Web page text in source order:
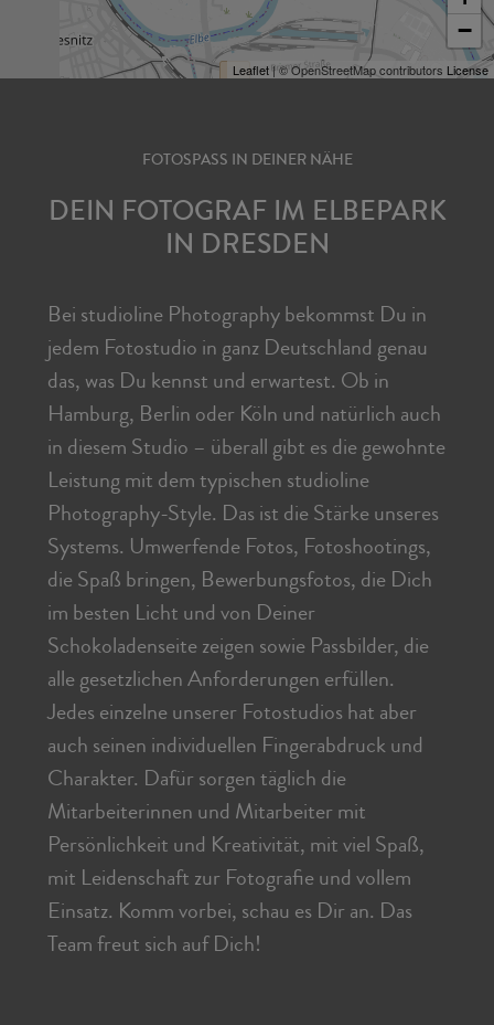
−
Leaflet| © OpenStreetMap contributors License
FOTOSPASS IN DEINER NÄHE
DEIN FOTOGRAF IM ELBEPARK
IN DRESDEN
Bei studioline Photography bekommst Du in
jedem Fotostudio in ganz Deutschland genau
das, was Du kennst und erwartest. Ob in
Hamburg, Berlin oder Köln und natürlich auch
in diesem Studio – überall gibt es die gewohnte
Leistung mit dem typischen studioline
Photography-Style. Das ist die Stärke unseres
Systems. Umwerfende Fotos, Fotoshootings,
die Spaß bringen, Bewerbungsfotos, die Dich
im besten Licht und von Deiner
Schokoladenseite zeigen sowie Passbilder, die
alle gesetzlichen Anforderungen erfüllen.
Jedes einzelne unserer Fotostudios hat aber
auch seinen individuellen Fingerabdruck und
Charakter. Dafür sorgen täglich die
Mitarbeiterinnen und Mitarbeiter mit
Persönlichkeit und Kreativität, mit viel Spaß,
mit Leidenschaft zur Fotografie und vollem
Einsatz. Komm vorbei, schau es Dir an. Das
Team freut sich auf Dich!